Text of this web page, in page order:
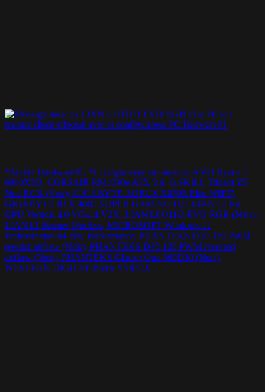
*Atelier Hardware31, *Configurateur sur mesure, AMD Ryzen 7
9800X3D, CORSAIR RM1000e ATX 3.0, G.SKILL Trident Z5
Neo RGB (Noir), GIGABYTE AORUS X870E Elite WIFI7,
GIGABYTE RTX 4080 SUPER GAMING OC, LIAN LI Kit
GPU Vertical 4.0 VG4-4-V2X, LIAN LI O11D EVO RGB (Noir),
LIAN LI Strimer Wireless, MICROSOFT Windows 11
Professionnel 64 bits, Performance, PHANTEKS D30-120 PWM
regular airflow (Noir), PHANTEKS D30-120 PWM reversed
airflow (Noir), PHANTEKS Glacier One 360D30 (Noir),
WESTERN DIGITAL Black SN850X